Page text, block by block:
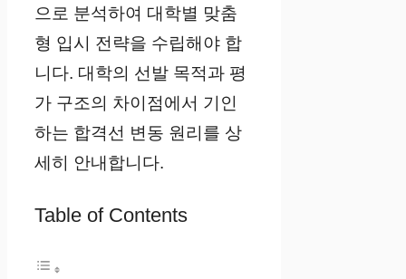
으로 분석하여 대학별 맞춤
형 입시 전략을 수립해야 합
니다. 대학의 선발 목적과 평
가 구조의 차이점에서 기인
하는 합격선 변동 원리를 상
세히 안내합니다.
Table of Contents